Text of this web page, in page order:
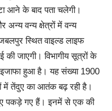
आने के बाद पता चलेगी।
अन्य वन्य क्षेत्रों में वन्य
स्थित वाइल्ड लाइफ
की जाएगी। विभागीय सूत्रों के
हुआ है। यह संख्या 1900
में तेंदुए का आतंक बढ़ रही है।
पकड़े गए हैं। इनमें से एक की